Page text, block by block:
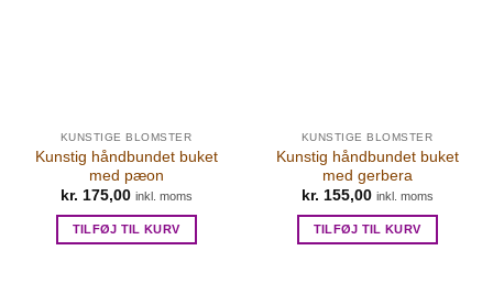
KUNSTIGE BLOMSTER
Kunstig håndbundet buket
med pæon
kr. 175,00 inkl. moms
TILFØJ TIL KURV
KUNSTIGE BLOMSTER
Kunstig håndbundet buket
med gerbera
kr. 155,00 inkl. moms
TILFØJ TIL KURV